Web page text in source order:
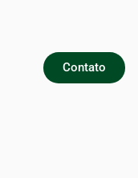
Contato